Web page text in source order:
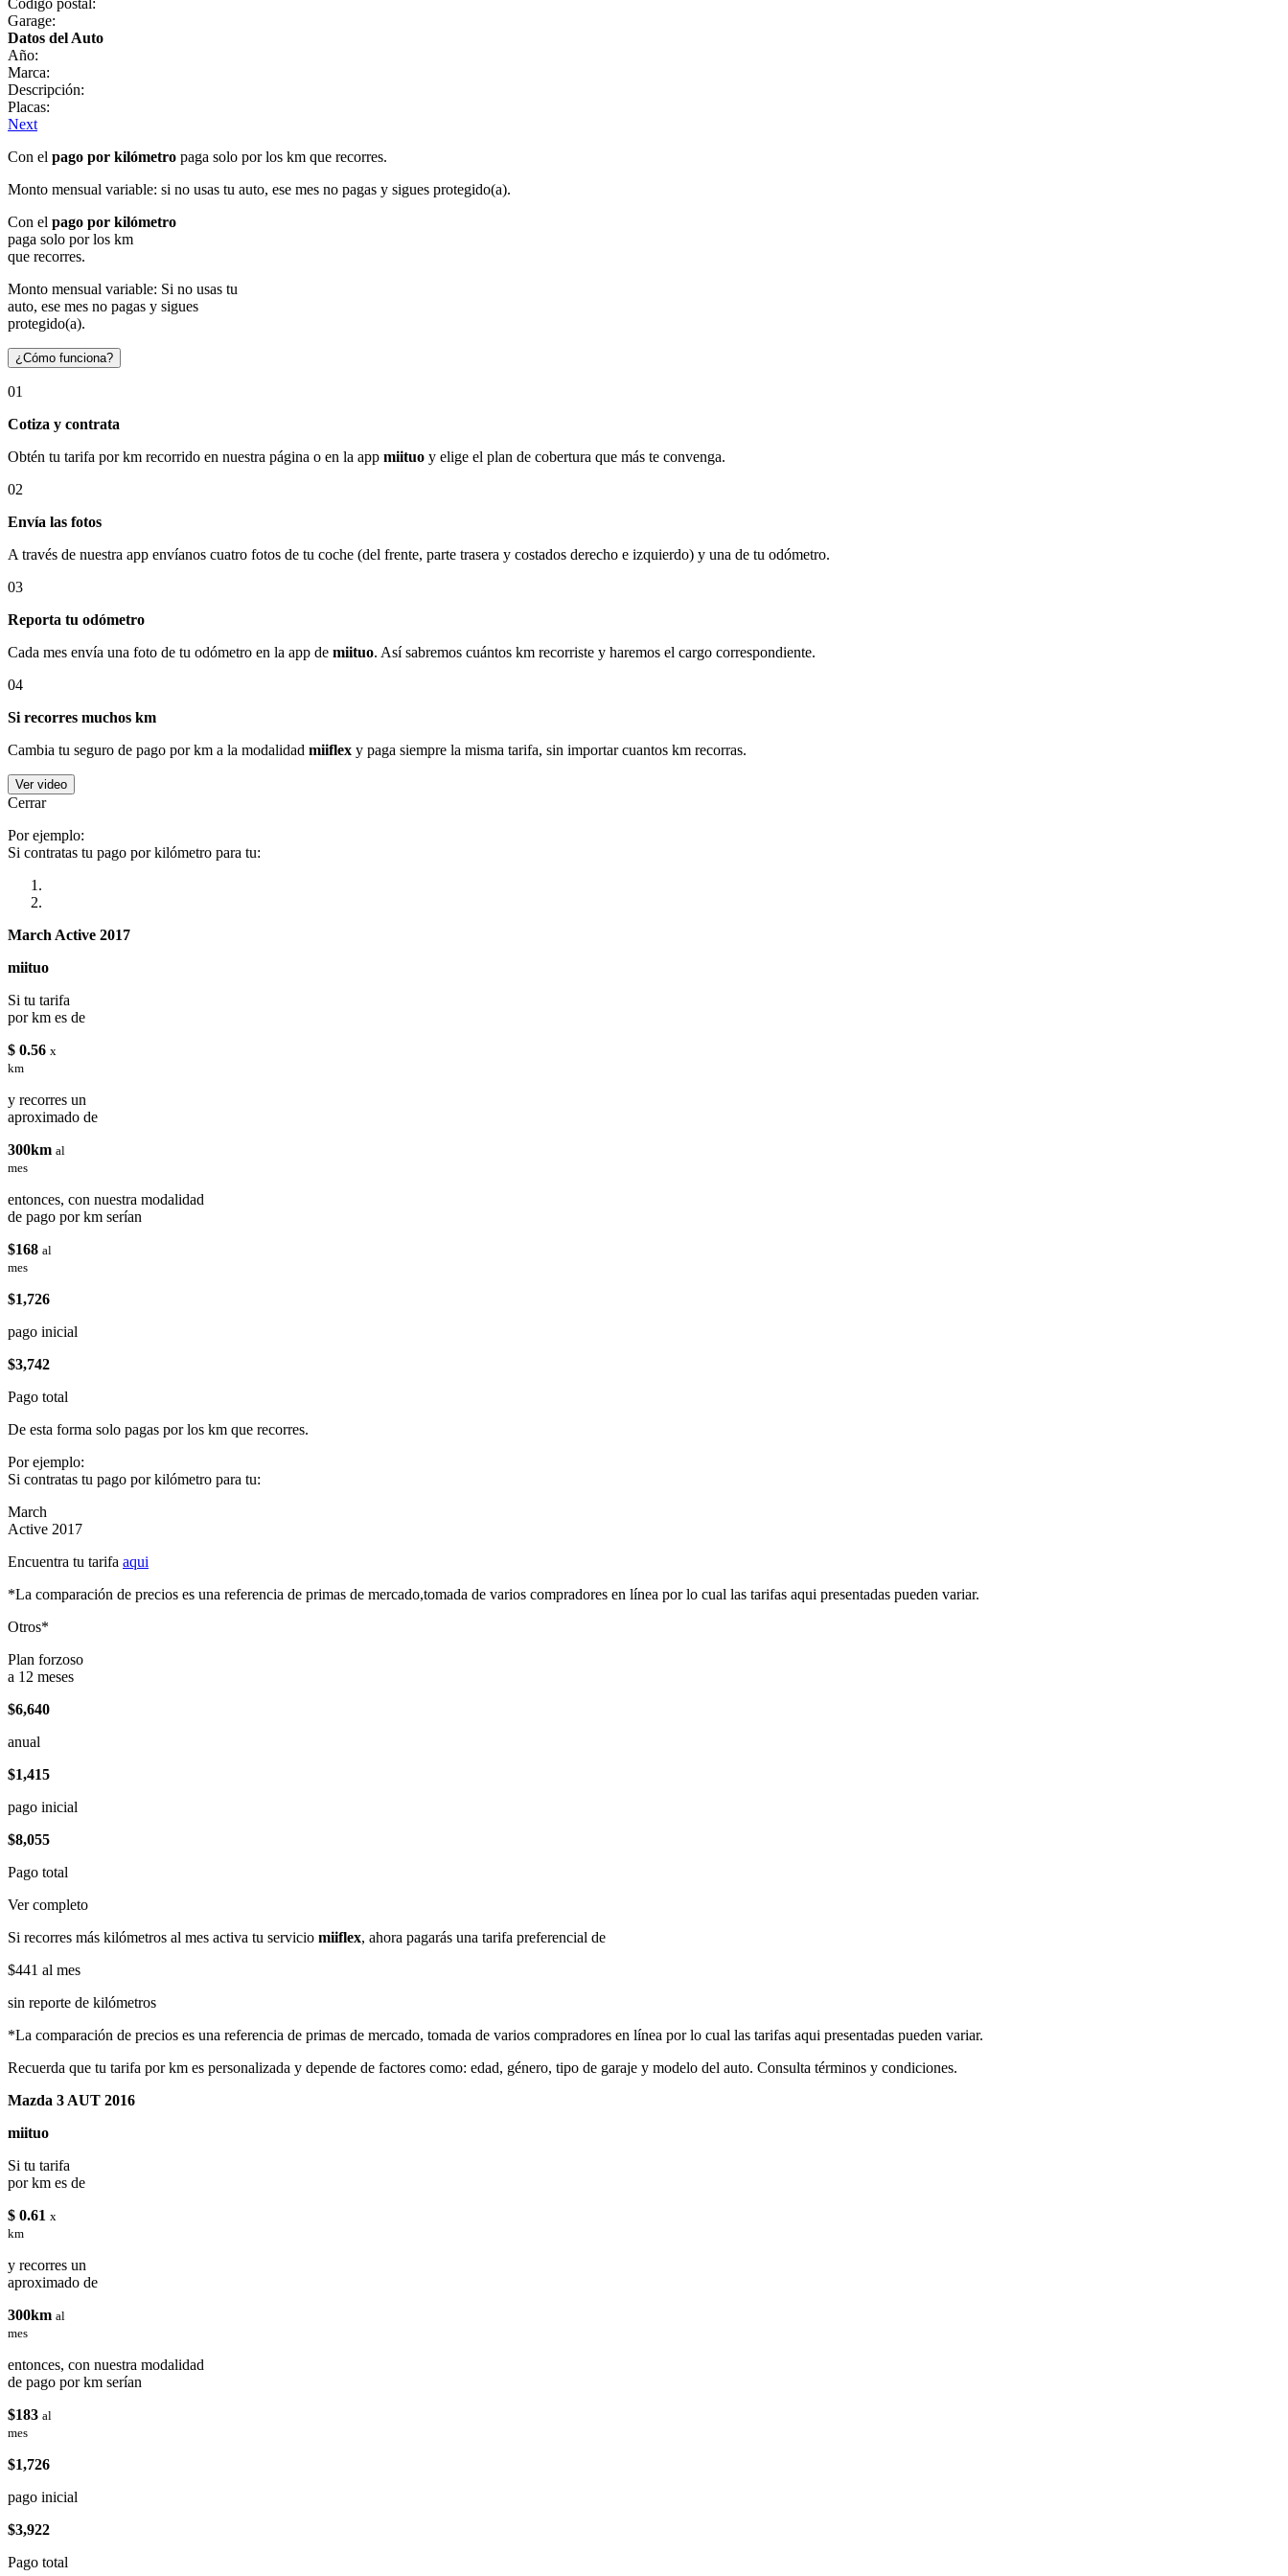
Garage:
Datos del Auto
Año:
Marca:
Descripción:
Placas:
Next
Con el pago por kilómetro paga solo por los km que recorres.
Monto mensual variable: si no usas tu auto, ese mes no pagas y sigues protegido(a).
Con el pago por kilómetro
paga solo por los km
que recorres.
Monto mensual variable: Si no usas tu
auto, ese mes no pagas y sigues
protegido(a).
¿Cómo funciona?
01
Cotiza y contrata
Obtén tu tarifa por km recorrido en nuestra página o en la app miituo y elige el plan de cobertura que más te convenga.
02
Envía las fotos
A través de nuestra app envíanos cuatro fotos de tu coche (del frente, parte trasera y costados derecho e izquierdo) y una de tu odómetro.
03
Reporta tu odómetro
Cada mes envía una foto de tu odómetro en la app de miituo. Así sabremos cuántos km recorriste y haremos el cargo correspondiente.
04
Si recorres muchos km
Cambia tu seguro de pago por km a la modalidad miiflex y paga siempre la misma tarifa, sin importar cuantos km recorras.
Ver video
Cerrar
Por ejemplo:
Si contratas tu pago por kilómetro para tu:
March Active 2017
miituo
Si tu tarifa
por km es de
$ 0.56 x
km
y recorres un
aproximado de
300km al
mes
entonces, con nuestra modalidad
de pago por km serían
$168 al
mes
$1,726
pago inicial
$3,742
Pago total
De esta forma solo pagas por los km que recorres.
Por ejemplo:
Si contratas tu pago por kilómetro para tu:
March
Active 2017
Encuentra tu tarifa aqui
*La comparación de precios es una referencia de primas de mercado,tomada de varios compradores en línea por lo cual las tarifas aqui presentadas pueden variar.
Otros*
Plan forzoso
a 12 meses
$6,640
anual
$1,415
pago inicial
$8,055
Pago total
Ver completo
Si recorres más kilómetros al mes activa tu servicio miiflex, ahora pagarás una tarifa preferencial de
$441 al mes
sin reporte de kilómetros
*La comparación de precios es una referencia de primas de mercado, tomada de varios compradores en línea por lo cual las tarifas aqui presentadas pueden variar.
Recuerda que tu tarifa por km es personalizada y depende de factores como: edad, género, tipo de garaje y modelo del auto. Consulta términos y condiciones.
Mazda 3 AUT 2016
miituo
Si tu tarifa
por km es de
$ 0.61 x
km
y recorres un
aproximado de
300km al
mes
entonces, con nuestra modalidad
de pago por km serían
$183 al
mes
$1,726
pago inicial
$3,922
Pago total